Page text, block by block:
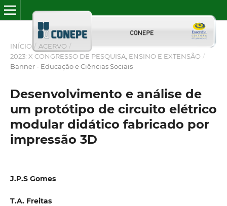
INÍCIO / ACERVO /
2023: X CONGRESSO DE PESQUISA, ENSINO E EXTENSÃO /
Banner - Educação e Ciências Sociais
Desenvolvimento e análise de
um protótipo de circuito elétrico
modular didático fabricado por
impressão 3D
J.P.S Gomes
T.A. Freitas